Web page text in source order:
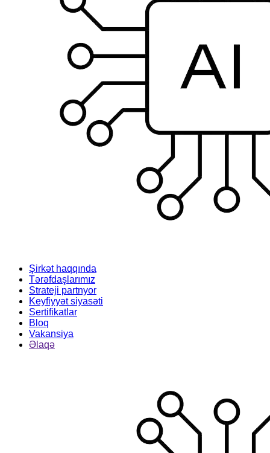
Şirkət haqqında
Tərəfdaşlarımız
Strateji partnyor
Keyfiyyət siyasəti
Sertifikatlar
Bloq
Vakansiya
Əlaqə